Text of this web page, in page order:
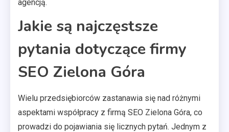
agencją.
Jakie są najczęstsze
pytania dotyczące firmy
SEO Zielona Góra
Wielu przedsiębiorców zastanawia się nad różnymi
aspektami współpracy z firmą SEO Zielona Góra, co
prowadzi do pojawiania się licznych pytań. Jednym z